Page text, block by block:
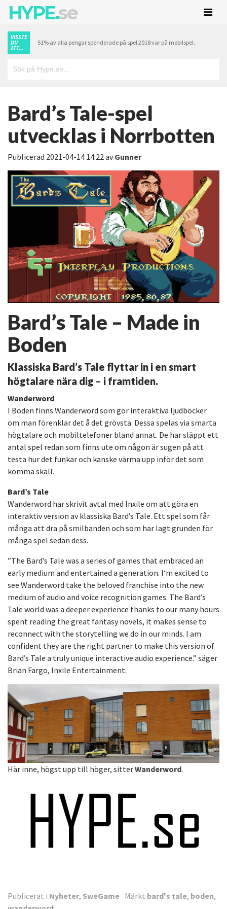
HYPE.se
VISSTE
DU
ATT...
51% av alla pengar spenderade på spel 2018 var på mobilspel.
Bard’s Tale-spel
utvecklas i Norrbotten
Publicerad 2021-04-14 14:22avGunner
Bard’s Tale – Made in
Boden
Klassiska Bard’s Tale flyttar in i en smart
högtalare nära dig – i framtiden.
Wanderword
I Boden finns Wanderword som gör interaktiva ljudböcker
om man förenklar det å det grövsta. Dessa spelas via smarta
högtalare och mobiltelefoner bland annat. De har släppt ett
antal spel redan som finns ute om någon är sugen på att
testa hur det funkar och kanske värma upp inför det som
komma skall.
Bard’s Tale
Wanderword har skrivit avtal med Inxile om att göra en
interaktiv version av klassiska Bard’s Tale. Ett spel som får
många att dra på smilbanden och som har lagt grunden för
många spel sedan dess.
”The Bard’s Tale was a series of games that embraced an
early medium and entertained a generation. I‘m excited to
see Wanderword take the beloved franchise into the new
medium of audio and voice recognition games. The Bard’s
Tale world was a deeper experience thanks to our many hours
spent reading the great fantasy novels, it makes sense to
reconnect with the storytelling we do in our minds. I am
confident they are the right partner to make this version of
Bard’s Tale a truly unique interactive audio experience.” säger
Brian Fargo, Inxile Entertainment.
Här inne, högst upp till höger, sitterWanderword.
Publicerat i Nyheter, SweGame Märkt bard's tale, boden,